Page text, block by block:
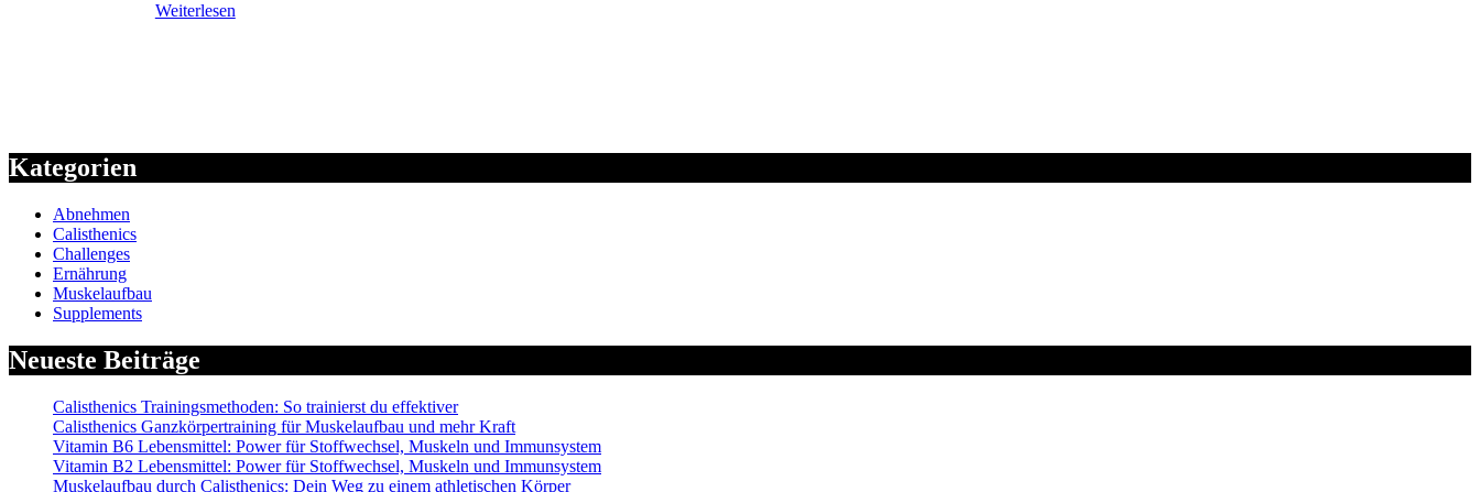
Weiterlesen
Kategorien
Abnehmen
Calisthenics
Challenges
Ernährung
Muskelaufbau
Supplements
Neueste Beiträge
Calisthenics Trainingsmethoden: So trainierst du effektiver
Calisthenics Ganzkörpertraining für Muskelaufbau und mehr Kraft
Vitamin B6 Lebensmittel: Power für Stoffwechsel, Muskeln und Immunsystem
Vitamin B2 Lebensmittel: Power für Stoffwechsel, Muskeln und Immunsystem
Muskelaufbau durch Calisthenics: Dein Weg zu einem athletischen Körper